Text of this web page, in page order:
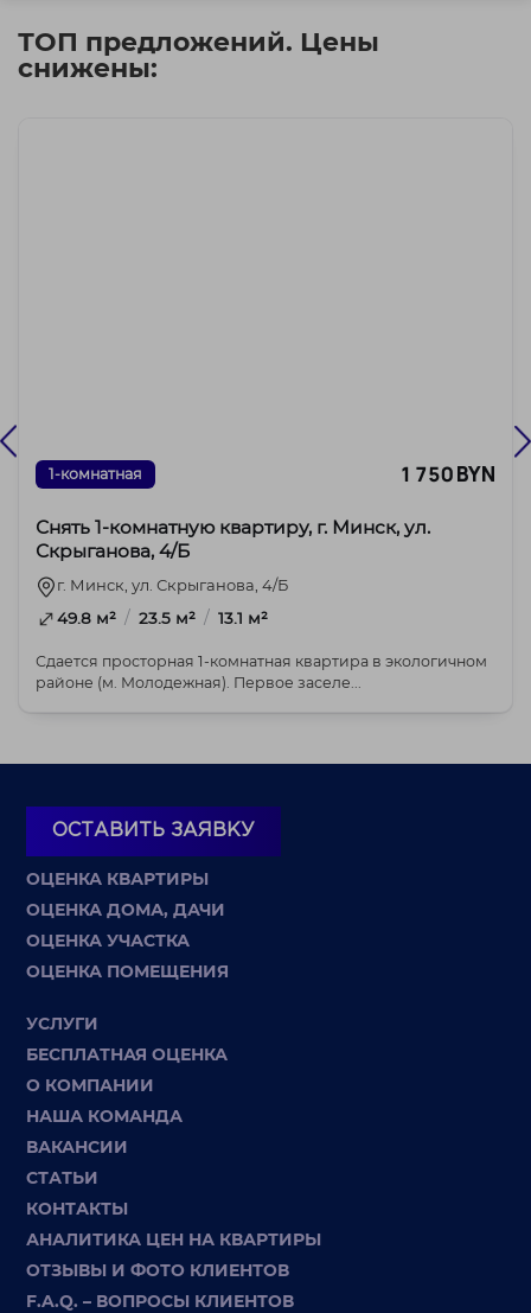
ТОП предложений. Цены
снижены:
1-комнатная 1 750 BYN
Снять 1-комнатную квартиру, г. Минск, ул.
Скрыганова, 4/Б
г. Минск, ул. Скрыганова, 4/Б
49.8 м² / 23.5 м² / 13.1 м²
Сдается просторная 1-комнатная квартира в экологичном
районе (м. Молодежная). Первое заселе...
ОСТАВИТЬ ЗАЯВКУ
ОЦЕНКА КВАРТИРЫ
ОЦЕНКА ДОМА, ДАЧИ
ОЦЕНКА УЧАСТКА
ОЦЕНКА ПОМЕЩЕНИЯ
УСЛУГИ
БЕСПЛАТНАЯ ОЦЕНКА
О КОМПАНИИ
НАША КОМАНДА
ВАКАНСИИ
СТАТЬИ
КОНТАКТЫ
АНАЛИТИКА ЦЕН НА КВАРТИРЫ
ОТЗЫВЫ И ФОТО КЛИЕНТОВ
F.A.Q. – ВОПРОСЫ КЛИЕНТОВ